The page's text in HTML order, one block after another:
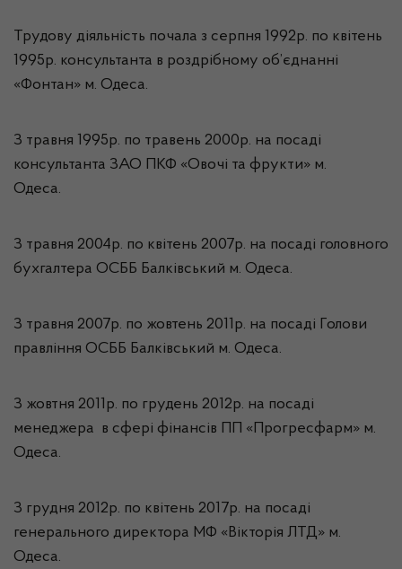
Трудову діяльність почала з серпня 1992р. по квітень
1995р. консультанта в роздрібному об’єднанні
«Фонтан» м. Одеса.
З травня 1995р. по травень 2000р. на посаді
консультанта ЗАО ПКФ «Овочі та фрукти» м.
Одеса.
З травня 2004р. по квітень 2007р. на посаді головного
бухгалтера ОСББ Балківський м. Одеса.
З травня 2007р. по жовтень 2011р. на посаді Голови
правління ОСББ Балківський м. Одеса.
З жовтня 2011р. по грудень 2012р. на посаді
менеджера в сфері фінансів ПП «Прогресфарм» м.
Одеса.
З грудня 2012р. по квітень 2017р. на посаді
генерального директора МФ «Вікторія ЛТД» м.
Одеса.